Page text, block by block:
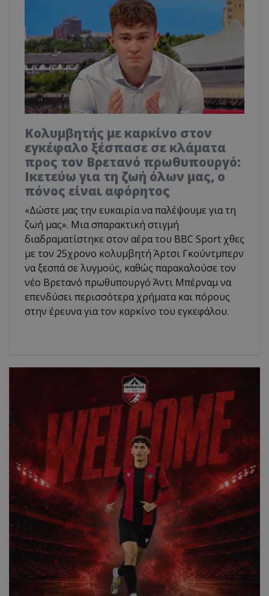
Κολυμβητής με καρκίνο στον
εγκέφαλο ξέσπασε σε κλάματα
προς τον Βρετανό πρωθυπουργό:
Ικετεύω για τη ζωή όλων μας, ο
πόνος είναι αφόρητος
«Δώστε μας την ευκαιρία να παλέψουμε για τη
ζωή μας». Μια σπαρακτική στιγμή
διαδραματίστηκε στον αέρα του BBC Sport χθες
με τον 25χρονο κολυμβητή Άρτσι Γκούντμπερν
να ξεσπά σε λυγμούς, καθώς παρακαλούσε τον
νέο Βρετανό πρωθυπουργό Άντι Μπέρναμ να
επενδύσει περισσότερα χρήματα και πόρους
στην έρευνα για τον καρκίνο του εγκεφάλου.